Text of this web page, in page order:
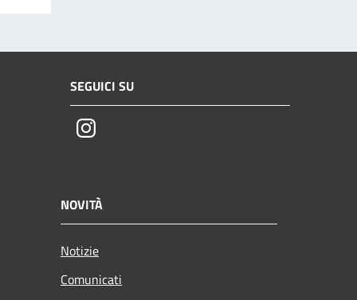
SEGUICI SU
Instagram
NOVITÀ
Notizie
Comunicati